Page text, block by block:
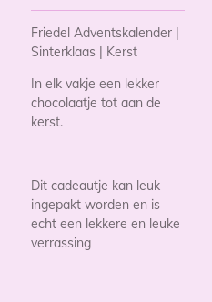
Friedel Adventskalender |
Sinterklaas | Kerst
In elk vakje een lekker
chocolaatje tot aan de
kerst.
Dit cadeautje kan leuk
ingepakt worden en is
echt een lekkere en leuke
verrassing